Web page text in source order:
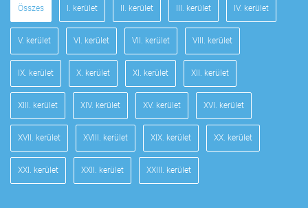
Összes I. kerület II. kerület III. kerület IV. kerület
V. kerület VI. kerület VII. kerület VIII. kerület
IX. kerület X. kerület XI. kerület XII. kerület
XIII. kerület XIV. kerület XV. kerület XVI. kerület
XVII. kerület XVIII. kerület XIX. kerület XX. kerület
XXI. kerület XXII. kerület XXIII. kerület